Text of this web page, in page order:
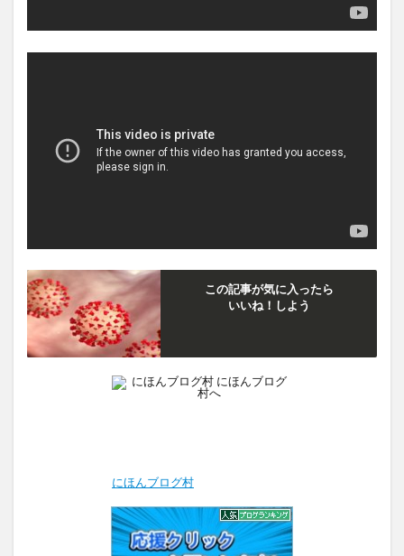
この記事が気に入ったら
いいね！しよう
にほんブログ村